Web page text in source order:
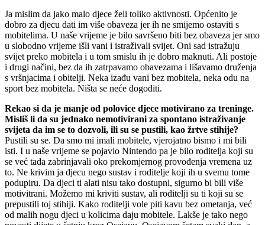
Ja mislim da jako malo djece želi toliko aktivnosti. Općenito je
dobro za djecu dati im više obaveza jer ih ne smijemo ostaviti s
mobitelima. U naše vrijeme je bilo savršeno biti bez obaveza jer smo
u slobodno vrijeme išli vani i istraživali svijet. Oni sad istražuju
svijet preko mobitela i u tom smislu ih je dobro maknuti. Ali postoje
i drugi načini, bez da ih zatrpavamo obavezama i lišavamo druženja
s vršnjacima i obitelji. Neka izađu vani bez mobitela, neka odu na
sport bez mobitela. Ništa se neće dogoditi.
Rekao si da je manje od polovice djece motivirano za treninge.
Misliš li da su jednako nemotivirani za spontano istraživanje
svijeta da im se to dozvoli, ili su se pustili, kao žrtve stihije?
Pustili su se. Da smo mi imali mobitele, vjerojatno bismo i mi bili
isti. I u naše vrijeme se pojavio Nintendo pa je bilo roditelja koji su
se već tada zabrinjavali oko prekomjernog provođenja vremena uz
to. Ne krivim ja djecu nego sustav i roditelje koji ih u svemu tome
podupiru. Da djeci ti alati nisu tako dostupni, sigurno bi bili više
motivitrani. Možemo mi kriviti sustav, ali roditelji su ti koji su se
prepustili toj stihiji. Kako roditelji vole piti kavu bez ometanja, već
od malih nogu djeci u kolicima daju mobitele. Lakše je tako nego